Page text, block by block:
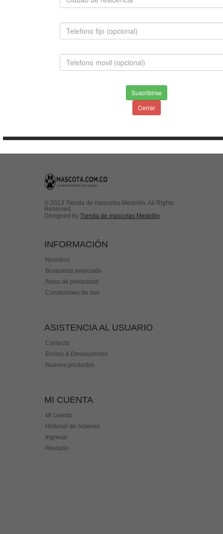
BERNES DE LA MONTAÑA
© 2013 Tienda de mascotas Medellín. All Rights
Reserved.
Designed by Tienda de mascotas Medellin
INFORMACIÓN
Nosotros
Búsqueda avanzada
Aviso de privacidad
Condiciones de úso
ASISTENCIA AL USUARIO
Contacto
Envios & Devoluciones
Nuevos productos
MI CUENTA
Mi cuenta
Historial de órdenes
Ingresar
Revisión
Suscribirse
Cerrar